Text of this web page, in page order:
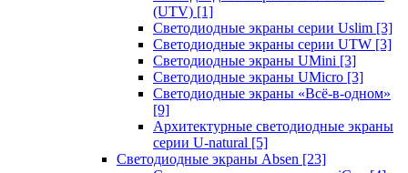
(UTV) [1]
Светодиодные экраны серии Uslim [3]
Светодиодные экраны серии UTW [3]
Светодиодные экраны UMini [3]
Светодиодные экраны UMicro [3]
Светодиодные экраны «Всё-в-одном»
[9]
Архитектурные светодиодные экраны
серии U-natural [5]
Светодиодные экраны Absen [23]